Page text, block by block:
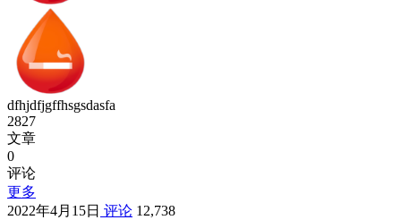
dfhjdfjgffhsgsdasfa
2827
文章
0
评论
更多
2022年4月15日 评论 12,738